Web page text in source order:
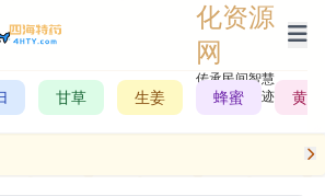
化资源
网
传承民间智慧，
记录历史轨迹
甘草 生姜 蜂蜜 黄芪